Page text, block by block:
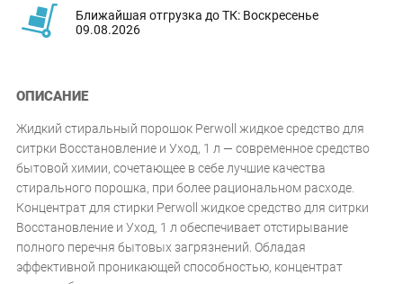
Ближайшая отгрузка до ТК: Воскресенье
09.08.2026
ОПИСАНИЕ
Жидкий стиральный порошок Perwoll жидкое средство для
ситрки Восстановление и Уход, 1 л — современное средство
бытовой химии, сочетающее в себе лучшие качества
стирального порошка, при более рациональном расходе.
Концентрат для стирки Perwoll жидкое средство для ситрки
Восстановление и Уход, 1 л обеспечивает отстирывание
полного перечня бытовых загрязнений. Обладая
эффективной проникающей способностью, концентрат